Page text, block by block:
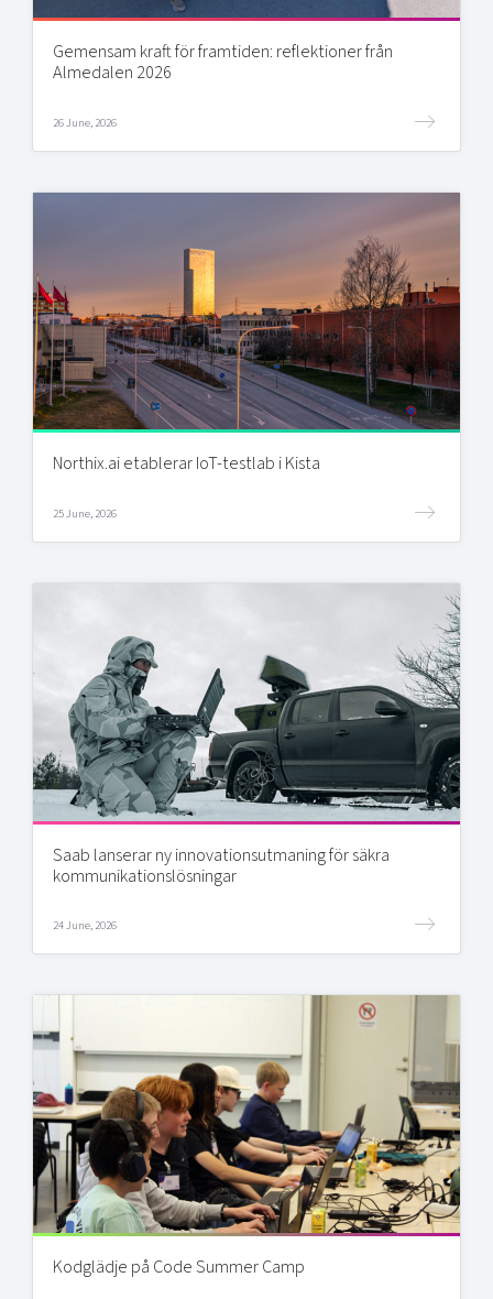
Gemensam kraft för framtiden: reflektioner från
Almedalen 2026
26 June, 2026
Northix.ai etablerar IoT-testlab i Kista
25 June, 2026
Saab lanserar ny innovationsutmaning för säkra
kommunikationslösningar
24 June, 2026
Kodglädje på Code Summer Camp